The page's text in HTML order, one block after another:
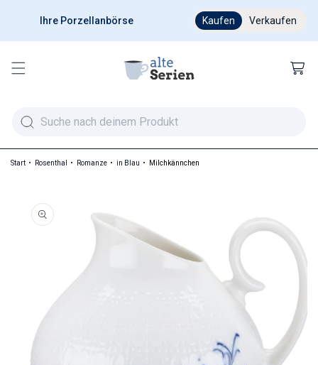
Ihre Porzellanbörse Ab 200 €
Kaufen Verkaufen
Start Rosenthal Romanze in Blau Milchkännchen